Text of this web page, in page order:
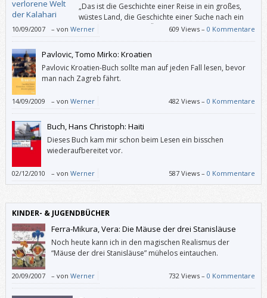
„Das ist die Geschichte einer Reise in ein großes,
wüstes Land, die Geschichte einer Suche nach ein
paar rein erhaltenen Überresten der einzigen und
fast gänzlich verschollenen Urbewohner meines Geburtslandes.“
10/09/2007 – von Werner 609 Views –0 Kommentare
Pavlovic, Tomo Mirko: Kroatien
Pavlovic Kroatien-Buch sollte man auf jeden Fall lesen, bevor
man nach Zagreb fährt.
14/09/2009 – von Werner 482 Views –0 Kommentare
Buch, Hans Christoph: Haiti
Dieses Buch kam mir schon beim Lesen ein bisschen
wiederaufbereitet vor.
02/12/2010 – von Werner 587 Views –0 Kommentare
KINDER- & JUGENDBÜCHER
Ferra-Mikura, Vera: Die Mäuse der drei Stanisläuse
Noch heute kann ich in den magischen Realismus der
“Mäuse der drei Stanisläuse” mühelos eintauchen.
20/09/2007 – von Werner 732 Views –0 Kommentare